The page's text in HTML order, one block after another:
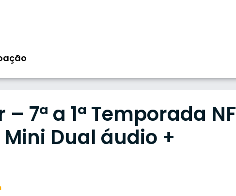
7ª a 1ª Temporada NF
Mini Dual áudio +